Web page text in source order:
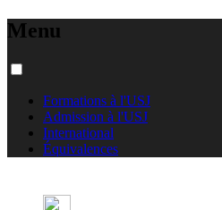
Menu
Formations à l'USJ
Admission à l'USJ
International
Équivalences